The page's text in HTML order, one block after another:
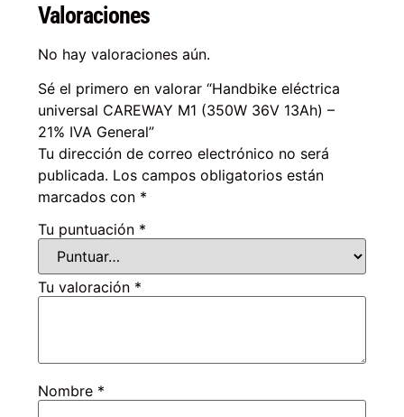
Valoraciones
No hay valoraciones aún.
Sé el primero en valorar “Handbike eléctrica
universal CAREWAY M1 (350W 36V 13Ah) –
21% IVA General”
Tu dirección de correo electrónico no será
publicada. Los campos obligatorios están
marcados con *
Tu puntuación *
Tu valoración *
Nombre *